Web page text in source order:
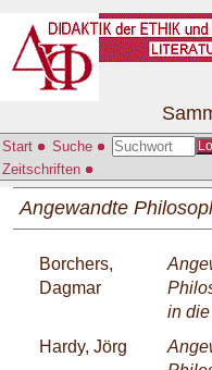
Start Suche
Zeitschriften
Angewandte
Borchers,
Dagmar
in
Hardy, Jörg